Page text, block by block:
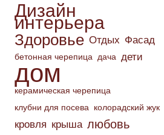
Дизайн
интерьера
Здоровье Отдых Фасад
бетонная черепица дача дети
дом
керамическая черепица
клубни для посева
колорадский жук
кровля крыша любовь